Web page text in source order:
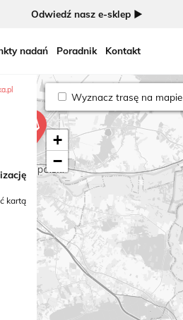
Odwiedź nasz e-sklep ►
nadań Poradnik Kontakt
kartą
Wyznacz trasę na mapie
+
−